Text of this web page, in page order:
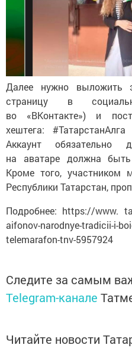
Далее нужно выложить
страницу в
во «ВКонтакте») и
хештега:
Аккаунт
на аватаре должна быть
Кроме того, участником
Республики Татарстан,
Подробнее: https://www.
aifonov-narodnye-tradicii-i-
telemarafon-tnv-5957924
Следите за самым
Telegram-канале
Читайте новости